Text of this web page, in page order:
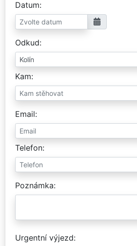
Datum
Odkud
Kam
Email
Telefon
Poznámka
Urgentní výjezd